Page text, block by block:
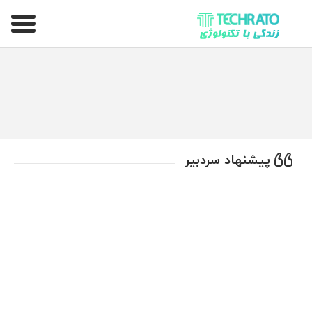
تکراتو – زندگی با تکنولوژی
پیشنهاد سردبیر